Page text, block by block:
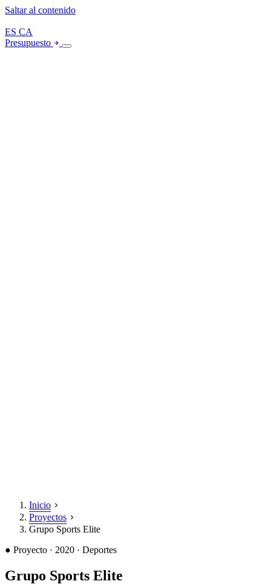
Saltar al contenido
ES CA
Presupuesto
Inicio
Proyectos
Grupo Sports Elite
● Proyecto · 2020 · Deportes
Grupo Sports Elite